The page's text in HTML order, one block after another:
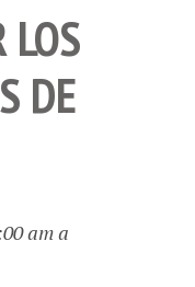
DE
con los